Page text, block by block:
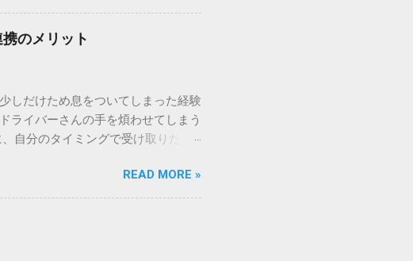
1. なぜ「変換」しても旧字・外字
。その理由は、パソコンが文字を
本産業規格）によって「第1水
に古い漢字（旧字）や、特定の組
すべての文字には、いわば「住
ード）を直接指定すれば、確実に呼
入力」 最も汎用性が高く、特別な
）」を把握する。 入力モードを「半
を押しながら[X]キー**を押す。 入
特にMicrosoft Wordで非常に強力
のメリット
しだけため息をついてしまった経験
ライバーさんの手を煩わせてしまう
自分のタイミングで受け取りた
、再配達のストレスは驚くほど軽く
る具体的なメリットを徹底解説しま
いのが、佐川急便の個人向け無料
理するための基盤となるサービスで
プリと紐付けることで、その利便
READ MORE »